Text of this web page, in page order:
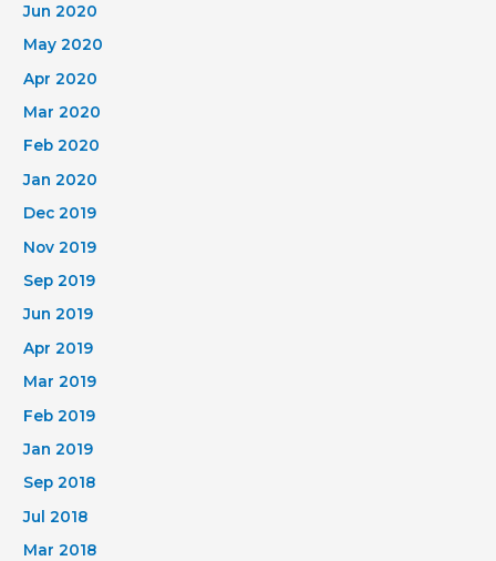
Jun 2020
May 2020
Apr 2020
Mar 2020
Feb 2020
Jan 2020
Dec 2019
Nov 2019
Sep 2019
Jun 2019
Apr 2019
Mar 2019
Feb 2019
Jan 2019
Sep 2018
Jul 2018
Mar 2018